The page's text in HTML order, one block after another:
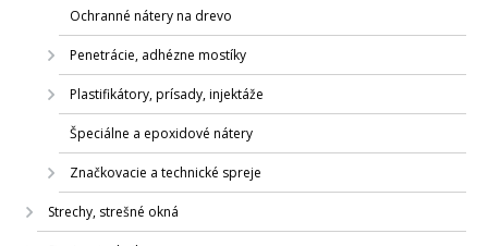
Ochranné nátery na drevo
Penetrácie, adhézne mostíky
Plastifikátory, prísady, injektáže
Špeciálne a epoxidové nátery
Značkovacie a technické spreje
Strechy, strešné okná